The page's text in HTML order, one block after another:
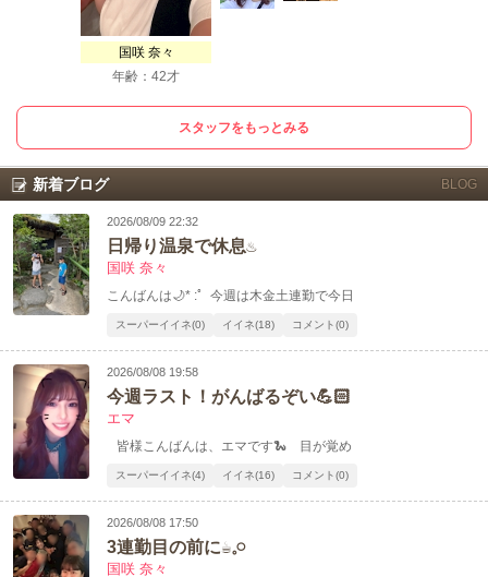
国咲 奈々
年齢：42才
スタッフをもっとみる
新着ブログ BLOG
2026/08/09 22:32
日帰り温泉で休息♨️
国咲 奈々
こんばんは🌙* :ﾟ 今週は木金土連勤で今日
スーパーイイネ(0) イイネ(18) コメント(0)
2026/08/08 19:58
今週ラスト！がんばるぞい💪🏻
エマ
皆様こんばんは、エマです🐍 目が覚め
スーパーイイネ(4) イイネ(16) コメント(0)
2026/08/08 17:50
3連勤目の前に☕𓈒𓏸︎︎︎︎
国咲 奈々